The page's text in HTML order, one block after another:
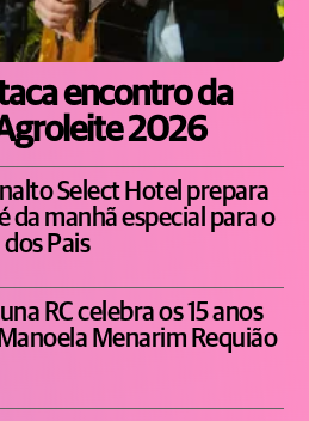
encontro da
2026
Select Hotel prepara
da manhã especial para o
dos Pais
RC celebra os 15 anos
Menarim Requião